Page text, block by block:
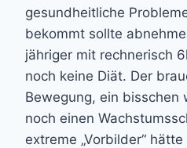
gesundheitliche
bekommt sollte
jähriger mit rechnerisch
noch keine Diät. Der
Bewegung, ein bisschen
noch einen
extreme „Vorbilder“